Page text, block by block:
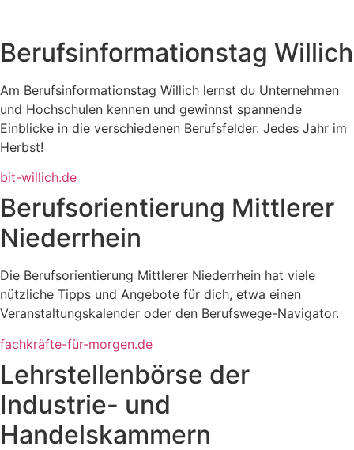
Berufsinformationstag Willich
Am Berufsinformationstag Willich lernst du Unternehmen
und Hochschulen kennen und gewinnst spannende
Einblicke in die verschiedenen Berufsfelder. Jedes Jahr im
Herbst!
bit-willich.de
Berufsorientierung Mittlerer
Niederrhein
Die Berufsorientierung Mittlerer Niederrhein hat viele
nützliche Tipps und Angebote für dich, etwa einen
Veranstaltungskalender oder den Berufswege-Navigator.
fachkräfte-für-morgen.de
Lehrstellenbörse der
Industrie- und
Handelskammern